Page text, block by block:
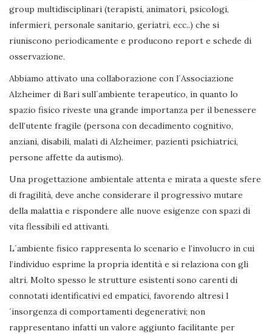
group multidisciplinari (terapisti, animatori, psicologi,
infermieri, personale sanitario, geriatri, ecc..) che si
riuniscono periodicamente e producono report e schede di
osservazione.
Abbiamo attivato una collaborazione con l´Associazione
Alzheimer di Bari sull´ambiente terapeutico, in quanto lo
spazio fisico riveste una grande importanza per il benessere
dell’utente fragile (persona con decadimento cognitivo,
anziani, disabili, malati di Alzheimer, pazienti psichiatrici,
persone affette da autismo).
Una progettazione ambientale attenta e mirata a queste sfere
di fragilità, deve anche considerare il progressivo mutare
della malattia e rispondere alle nuove esigenze con spazi di
vita flessibili ed attivanti.
L´ambiente fisico rappresenta lo scenario e l’involucro in cui
l’individuo esprime la propria identità e si relaziona con gli
altri. Molto spesso le strutture esistenti sono carenti di
connotati identificativi ed empatici, favorendo altresì l
´insorgenza di comportamenti degenerativi; non
rappresentano infatti un valore aggiunto facilitante per